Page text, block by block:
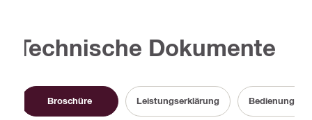
Technische Dokumente
Broschüre Leistungserklärung